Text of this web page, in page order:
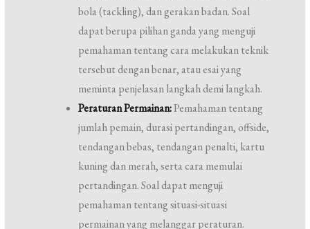
bola (tackling), dan gerakan badan. Soal
dapat berupa pilihan ganda yang menguji
pemahaman tentang cara melakukan teknik
tersebut dengan benar, atau esai yang
meminta penjelasan langkah demi langkah.
Peraturan Permainan:Pemahaman tentang
jumlah pemain, durasi pertandingan, offside,
tendangan bebas, tendangan penalti, kartu
kuning dan merah, serta cara memulai
pertandingan. Soal dapat menguji
pemahaman tentang situasi-situasi
permainan yang melanggar peraturan.